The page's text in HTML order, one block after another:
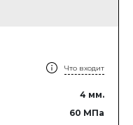
Что входит
4 мм.
60 МПа